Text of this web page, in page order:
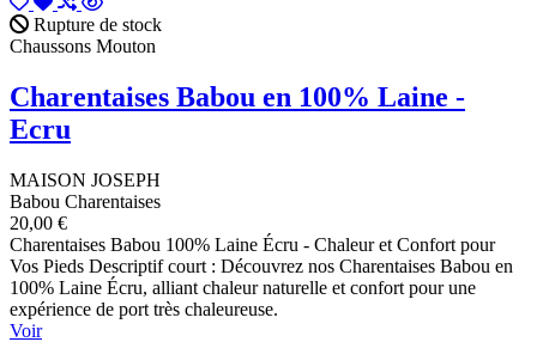
Rupture de stock
Chaussons Mouton
Charentaises Babou en 100% Laine -
Ecru
MAISON JOSEPH
Babou Charentaises
20,00 €
Charentaises Babou 100% Laine Écru - Chaleur et Confort pour
Vos Pieds Descriptif court : Découvrez nos Charentaises Babou en
100% Laine Écru, alliant chaleur naturelle et confort pour une
expérience de port très chaleureuse.
Voir